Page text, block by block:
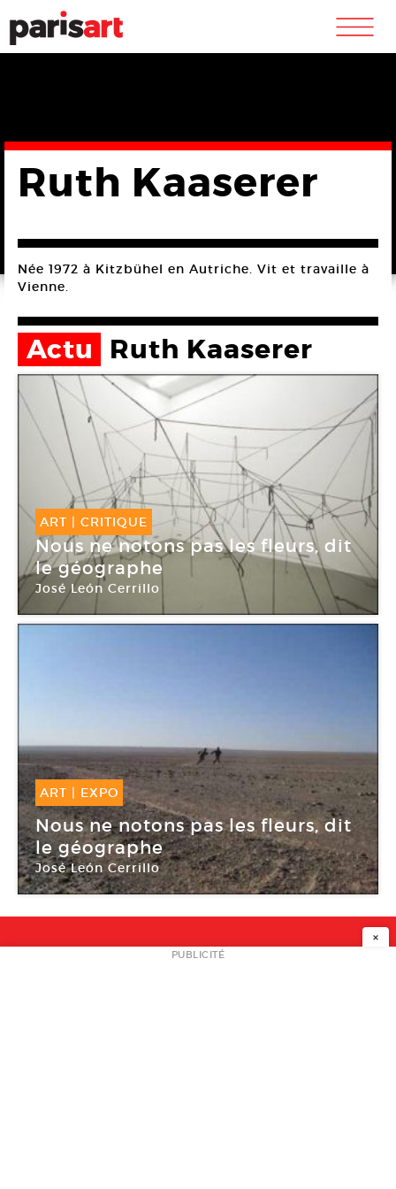
m
Ruth Kaaserer
Née 1972 à Kitzbühel en Autriche. Vit et travaille à
Vienne.
Actu Ruth Kaaserer
ART | CRITIQUE
Nous ne notons pas les fleurs, dit
le géographe
José León Cerrillo
Bétonsalon
ART | EXPO
09 Oct -15 Jan 2011
Nous ne notons pas les fleurs, dit
le géographe
José León Cerrillo
Bétonsalon
NEWSLETTER
×
PUBLICITÉ